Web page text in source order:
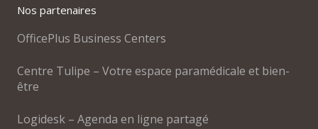
Nos partenaires
OfficePlus Business Centers
Centre Tulipe – Votre espace paramédicale et bien-
être
Logidesk – Agenda en ligne partagé